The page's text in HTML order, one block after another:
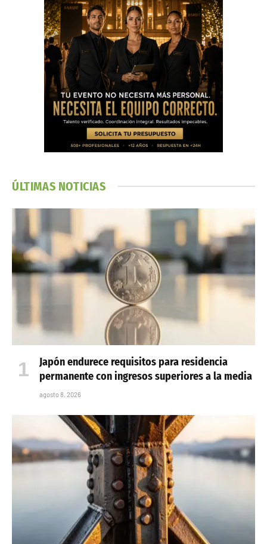
ÚLTIMAS NOTICIAS
Japón endurece requisitos para residencia
permanente con ingresos superiores a la media
agosto 8, 2026